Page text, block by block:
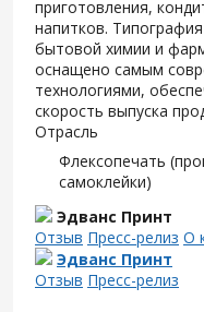
приготовления,
напитков.
бытовой химии и
оснащено самым
технологиями,
скорость выпуска
Отрасль
Флексопечать
самоклейки)
Эдванс Принт
Отзыв Пресс-релиз О
Эдванс Принт
Отзыв Пресс-релиз